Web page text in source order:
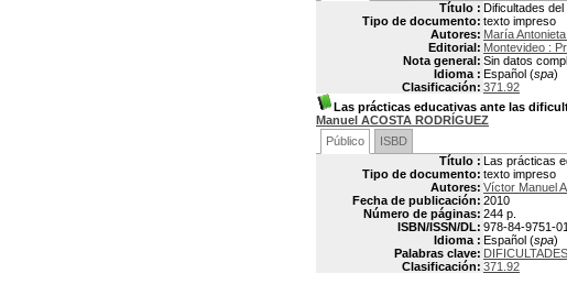
Título : Dificultades
Tipo de documento: texto impreso
Autores: María
Editorial: Montevideo :
Nota general: Sin datos
Idioma : Español (spa)
Clasificación: 371.92
Las prácticas educativas ante las
Manuel ACOSTA RODRÍGUEZ
Público
ISBD
Título : Las prácticas
Tipo de documento: texto impreso
Autores: Víctor Manuel
Fecha de publicación: 2010
Número de páginas: 244 p.
ISBN/ISSN/DL: 978-84-9751-
Idioma : Español (spa)
Palabras clave:
Clasificación: 371.92